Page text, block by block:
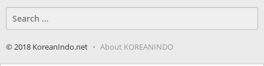
for:
© 2018 KoreanIndo.net About KOREANINDO